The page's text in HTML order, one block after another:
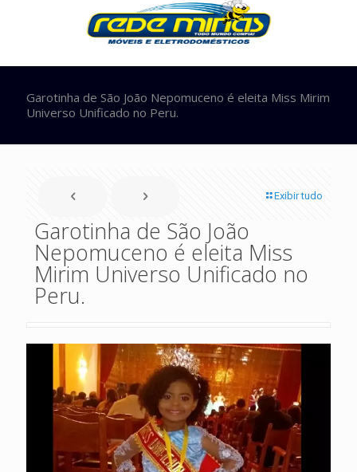
Garotinha de São João Nepomuceno é eleita Miss Mirim
Universo Unificado no Peru.
Exibir tudo
Garotinha de São João
Nepomuceno é eleita Miss
Mirim Universo Unificado no
Peru.